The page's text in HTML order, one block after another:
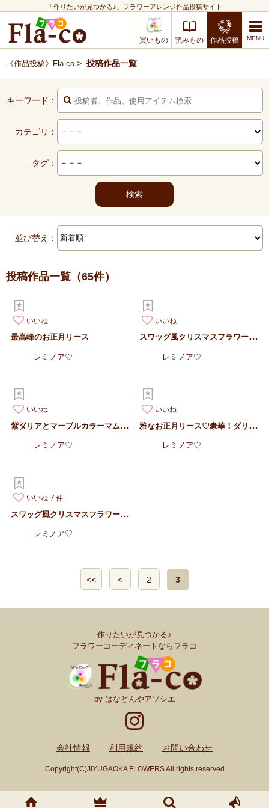
「作りたいが見つかる♪」フラワーアレンジ作品投稿サイト
買いもの 読みもの 作品投稿
《作品投稿》Fla-co > 投稿作品一覧
キーワード：
カテゴリ：
タグ：
並び替え：
投稿作品一覧 （65件）
いいね
最高峰のお正月リース
レミノア♡
いいね
ス
ワッグ風クリスマスフラワーリース ヴィンテージローズのクリスマ…
レミノア♡
いいね
レミノア♡
いいね
レミノア♡
いいね 7
ス
ワッグ風クリスマスフラワーリース♡真っ赤なバラとゴールドパール…
レミノア♡
<< < 2 3
作りたいが見つかる♪
フラワーコーディネートならフラコ
by はなどんやアソシエ
会社情報 利用規約 お問い合わせ
Copyright(C)JIYUGAOKA FLOWERS All rights reserved